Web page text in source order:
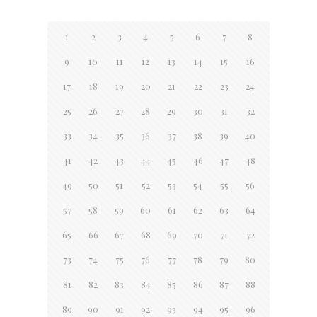
1 2 3 4 5 6 7 8
9 10 11 12 13 14 15 16
17 18 19 20 21 22 23 24
25 26 27 28 29 30 31 32
33 34 35 36 37 38 39 40
41 42 43 44 45 46 47 48
49 50 51 52 53 54 55 56
57 58 59 60 61 62 63 64
65 66 67 68 69 70 71 72
73 74 75 76 77 78 79 80
81 82 83 84 85 86 87 88
89 90 91 92 93 94 95 96